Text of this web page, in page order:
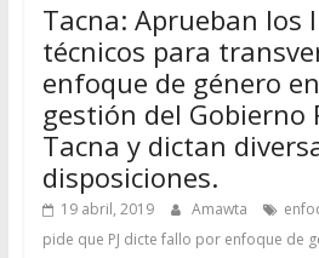
Tacna: Aprueban los
técnicos para
enfoque de género
gestión del Gobierno
Tacna y dictan
disposiciones.
19 abril, 2019 Amawta
pide que PJ dicte fallo por enfoque de